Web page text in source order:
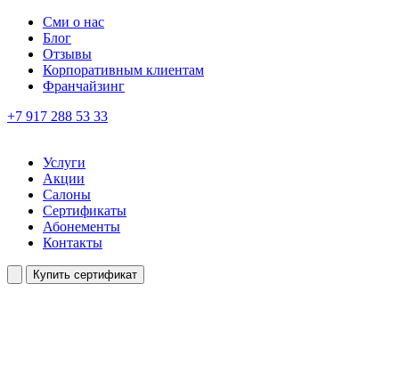
Сми о нас
Блог
Отзывы
Корпоративным клиентам
Франчайзинг
+7 917 288 53 33
Услуги
Акции
Салоны
Сертификаты
Абонементы
Контакты
Купить сертификат